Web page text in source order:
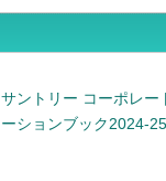
サントリー コーポレー
ーションブック2024-